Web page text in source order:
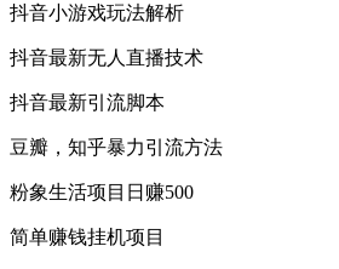
抖音小游戏玩法解析
抖音最新无人直播技术
抖音最新引流脚本
豆瓣，知乎暴力引流方法
粉象生活项目日赚500
简单赚钱挂机项目